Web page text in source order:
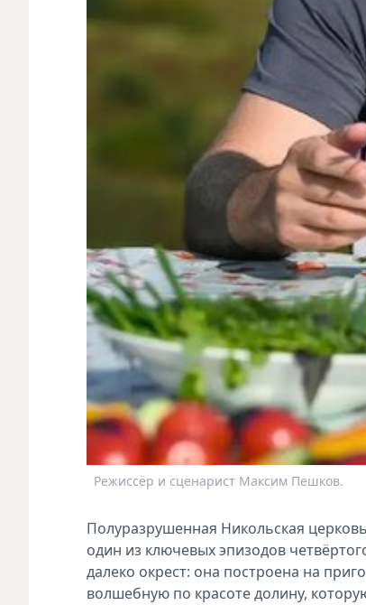
Режиссёр и сценарист Максим Пешков.
Полуразрушенная Никольская
один из ключевых эпизодов
далеко окрест: она построена на
волшебную по красоте долину,